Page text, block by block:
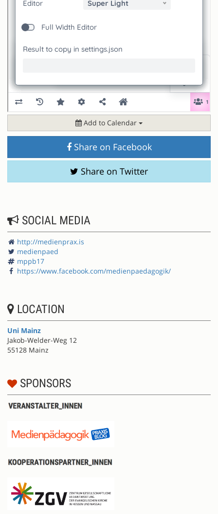
Add to Calendar
Share on Facebook
Share on Twitter
SOCIAL MEDIA
http://medienprax.is
medienpaed
mppb17
https://www.facebook.com/medienpaedagogik/
LOCATION
Uni Mainz
Jakob-Welder-Weg 12
55128 Mainz
SPONSORS